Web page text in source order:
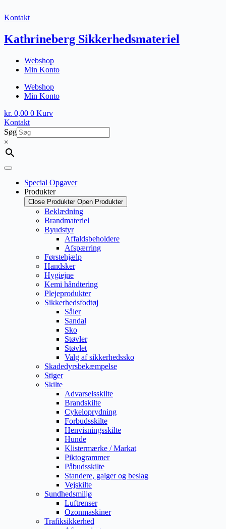
til
Kontakt
Kathrineberg Sikkerhedsmateriel
Webshop
Min Konto
Webshop
Min Konto
kr. 0,00 0 Kurv
Kontakt
Søg
×
Special Opgaver
Produkter
Close Produkter Open Produkter
Beklædning
Brandmateriel
Byudstyr
Affaldsbeholdere
Afspærring
Førstehjælp
Handsker
Hygiejne
Kemi håndtering
Plejeprodukter
Sikkerhedsfodtøj
Såler
Sandal
Sko
Støvler
Støvlet
Valg af sikkerhedssko
Skadedyrsbekæmpelse
Stiger
Skilte
Advarselsskilte
Brandskilte
Cykeloprydning
Forbudsskilte
Henvisningsskilte
Hunde
Klistermærke / Markat
Piktogrammer
Påbudsskilte
Standere, galger og beslag
Vejskilte
Sundhedsmiljø
Luftrenser
Ozonmaskiner
Trafiksikkerhed